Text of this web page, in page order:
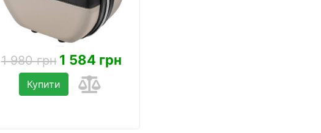
1 980 грн 1 584 грн
Купити